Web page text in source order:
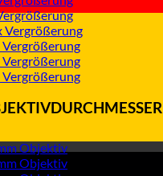
Vergrößerung
Vergrößerung
Vergrößerung
Vergrößerung
Objektiv
Objektiv